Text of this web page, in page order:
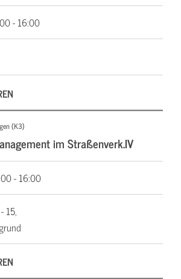
- 16:00
(K3)
im Straßenverk.IV
- 16:00
15,